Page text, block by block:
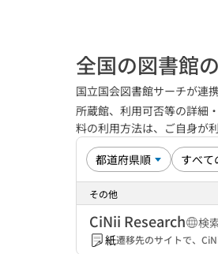
全国の図書館
国立国会図書館サーチが連
所蔵館、利用可否等の詳細
料の利用方法は、ご自身が
その他
CiNii Research
検
紙遷移先のサイトで、